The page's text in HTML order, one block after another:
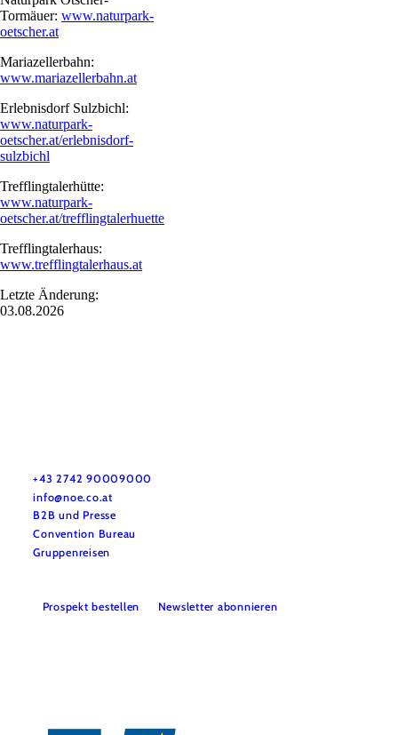
Tormäuer: www.naturpark-
oetscher.at
Mariazellerbahn:
www.mariazellerbahn.at
Erlebnisdorf Sulzbichl:
www.naturpark-
oetscher.at/erlebnisdorf-
sulzbichl
Trefflingtalerhütte:
www.naturpark-
oetscher.at/trefflingtalerhuette
Trefflingtalerhaus:
www.trefflingtalerhaus.at
Letzte Änderung:
03.08.2026
+43 2742 90009000
info@noe.co.at
B2B und Presse
Convention Bureau
Gruppenreisen
Prospekt bestellen Newsletter abonnieren